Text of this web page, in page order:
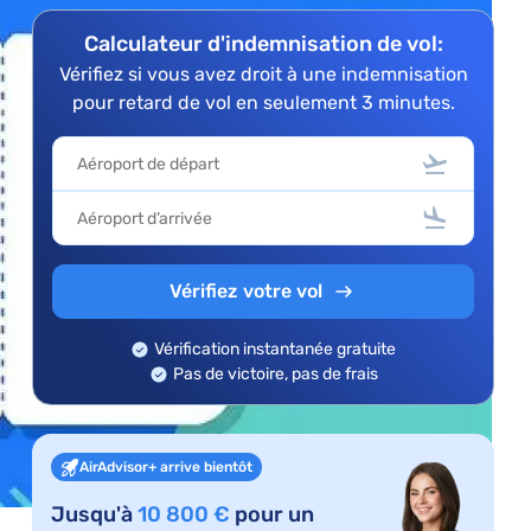
Calculateur d'indemnisation de vol:
Vérifiez si vous avez droit à une indemnisation
pour retard de vol en seulement 3 minutes.
Vérifiez votre vol
Vérification instantanée gratuite
Pas de victoire, pas de frais
AirAdvisor+ arrive bientôt
Jusqu'à10 800 € pour un